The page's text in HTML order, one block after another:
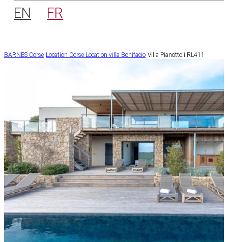
EN FR
BARNES Corse Location Corse Location villa Bonifacio Villa Pianottoli RL411